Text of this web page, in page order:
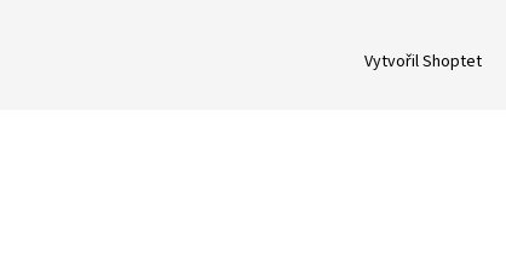
Vytvořil Shoptet